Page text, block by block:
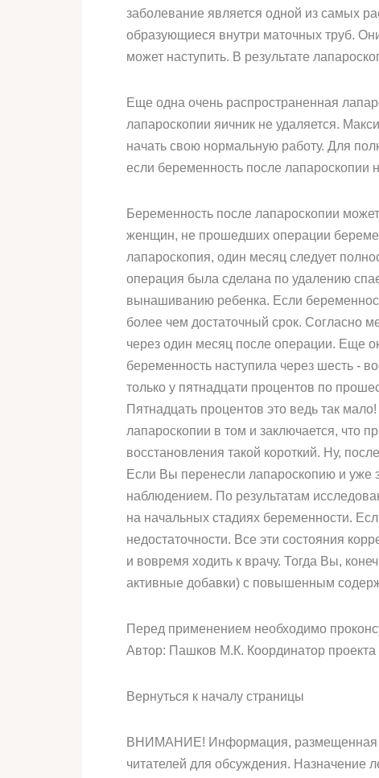
заболевание является одной из самых
образующиеся внутри маточных труб.
может наступить. В результате
Еще одна очень распространенная
лапароскопии яичник не удаляется.
начать свою нормальную работу. Для
если беременность после лапароскопии
Беременность после лапароскопии
женщин, не прошедших операции
лапароскопия, один месяц следует
операция была сделана по удалению
вынашиванию ребенка. Если
более чем достаточный срок. Согласно
через один месяц после операции. Еще
беременность наступила через шесть -
только у пятнадцати процентов по
Пятнадцать процентов это ведь так
лапароскопии в том и заключается, что
восстановления такой короткий. Ну,
Если Вы перенесли лапароскопию и уже
наблюдением. По результатам
на начальных стадиях беременности.
недостаточности. Все эти состояния
и вовремя ходить к врачу. Тогда Вы,
активные добавки) с повышенным
Перед применением необходимо
Автор: Пашков М.К. Координатор проекта
Вернуться к началу страницы
ВНИМАНИЕ! Информация, размещенная
читателей для обсуждения. Назначение